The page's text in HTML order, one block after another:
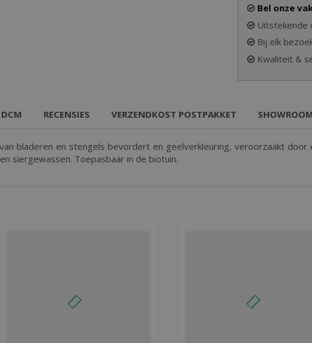
Bel onze
Uitstekende
Bij elk
Kwaliteit &
DCM RECENSIES VERZENDKOST POSTPAKKET
bladeren en stengels bevordert en geelverkleuring, veroorzaakt
siergewassen. Toepasbaar in de biotuin.